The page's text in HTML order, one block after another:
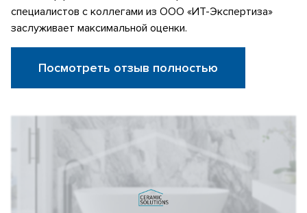
специалистов с коллегами из ООО «ИТ-Экспертиза»
заслуживает максимальной оценки.
Посмотреть отзыв полностью